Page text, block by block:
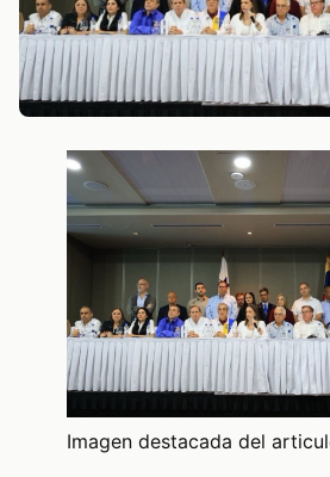
Imagen destacada del